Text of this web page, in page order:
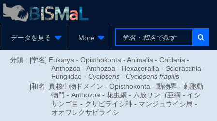
データを見る More
分類 : [学名] Eukarya - Opisthokonta - Animalia - Cnidaria -
Anthozoa - Anthozoa - Hexacorallia - Scleractinia -
Fungiidae - Cycloseris - Cycloseris fragilis
[和名] 真核生物ドメイン - Opisthokonta - 動物界 - 刺胞動
物門 - Anthozoa - 花虫綱 - 六放サンゴ亜綱 - イシ
サンゴ目 - クサビライシ科 - マンジュウイシ属 -
オオワレクサビライシ